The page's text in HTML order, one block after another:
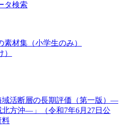
タ検索
素材集（小学生のみ）
域活断層の長期評価（第一版）―
方沖―」（令和7年6月27日公
料